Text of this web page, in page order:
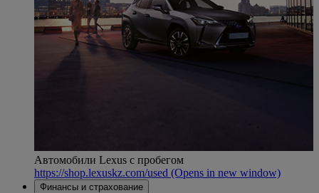
Автомобили Lexus с пробегом
https://shop.lexuskz.com/used (Opens in new window)
Финансы и страхование